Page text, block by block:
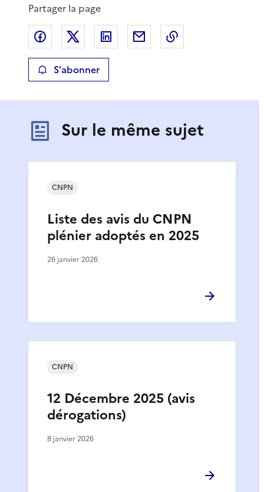
Partager la page
Partager sur Facebook
Partager sur XPartager sur LinkedIn
Partager par email
S'abonner
Sur le même sujet
Liste des avis du CNPN
plénier adoptés en 2025
CNPN
26 janvier 2026
12 Décembre 2025 (avis
dérogations)
CNPN
8 janvier 2026